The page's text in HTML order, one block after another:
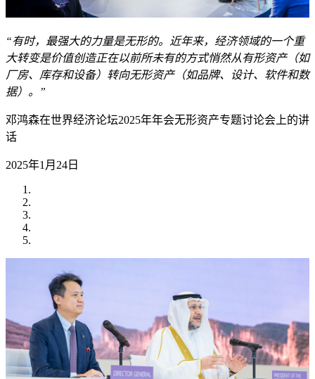
“有时，最强大的力量是无形的。近年来，经济领域的一个重
大转变是价值创造正在以前所未有的方式悄然从有形资产（如
厂房、库存和设备）转向无形资产（如品牌、设计、软件和数
据）。”
邓鸿森在世界经济论坛2025年年会无形资产专题讨论会上的讲
话
2025年1月24日